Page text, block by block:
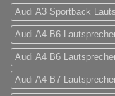
Audi A3 Sportback
Audi A4 B6
Audi A4 B6
Audi A4 B7